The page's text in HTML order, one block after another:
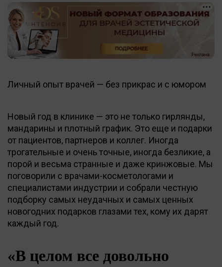
Личный опыт врачей — без прикрас и с юмором
Новый год в клинике — это не только гирлянды,
мандарины и плотный график. Это еще и подарки
от пациентов, партнеров и коллег. Иногда
трогательные и очень точные, иногда безликие, а
порой и весьма странные и даже кринжовые. Мы
поговорили с врачами-косметологами и
специалистами индустрии и собрали честную
подборку самых неудачных и самых ценных
новогодних подарков глазами тех, кому их дарят
каждый год.
«В целом все довольно